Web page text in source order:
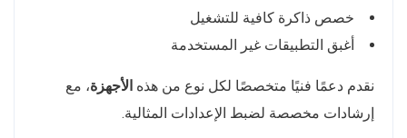
خصص ذاكرة كافية للتشغيل
أغبق التطبيقات غير المستخدمة
نقدم دعمًا فنيًا متخصصًا لكل نوع من هذه الأجهزة، مع
إرشادات مخصصة لضبط الإعدادات المثالية.